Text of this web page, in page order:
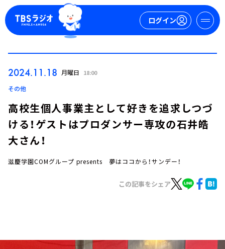
ログイン
イベント・グッズ
2024.11.18 月曜日 18:00
その他
高校生個人事業主として好きを追求しつづ
ける！ゲストはプロダンサー専攻の石井皓
大さん！
滋慶学園COMグループ presents 夢はココから！サンデー！
この記事をシェア